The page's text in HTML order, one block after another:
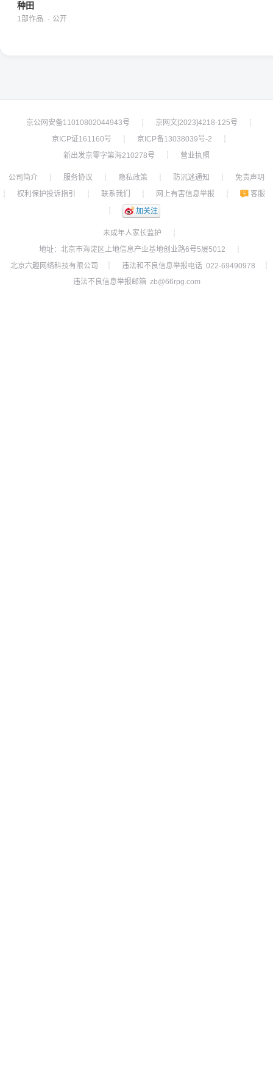
种田
1部作品. · 公开
京公网安备11010802044943号 ┊ 京网文[2023]4218-125号
┊
京ICP证161160号
┊ 京ICP备13038039号-2
┊
新出发京零字第海210278号
┊ 营业执照
公司简介 ┊ 服务协议 ┊ 隐私政策 ┊ 防沉迷通知 ┊
免责声明
┊
权利保护投诉指引 ┊ 联系我们 ┊ 网上有害信息举报 ┊
客服
┊
加关注
未成年人家长监护
┊
地址：北京市海淀区上地信息产业基地创业路6号5层5012
┊
北京六趣网络科技有限公司
┊ 违法和不良信息举报电话 022-69490978
┊
违法不良信息举报邮箱 zb@66rpg.com